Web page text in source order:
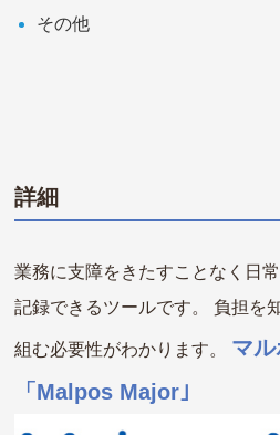
その他
詳細
業務に支障をきたすことなく日
記録できるツールです。 負担を
組む必要性がわかります。 マ
「Malpos Major｣